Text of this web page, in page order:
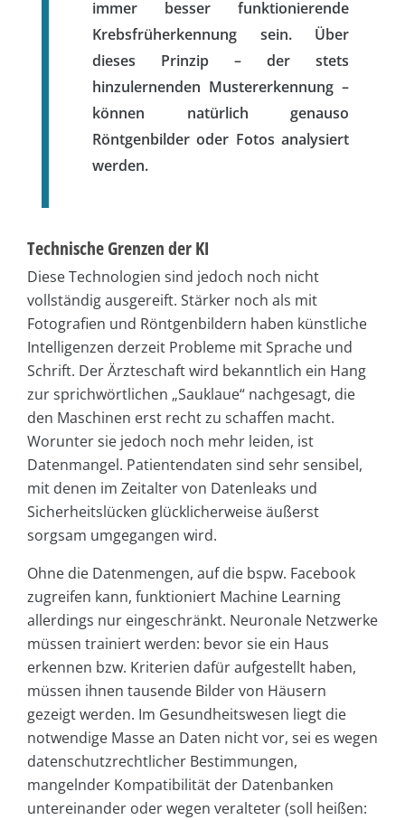
immer besser funktionierende
Krebsfrüherkennung sein. Über
dieses Prinzip – der stets
hinzulernenden Mustererkennung –
können natürlich genauso
Röntgenbilder oder Fotos analysiert
werden.
Technische Grenzen der KI
Diese Technologien sind jedoch noch nicht
vollständig ausgereift. Stärker noch als mit
Fotografien und Röntgenbildern haben künstliche
Intelligenzen derzeit Probleme mit Sprache und
Schrift. Der Ärzteschaft wird bekanntlich ein Hang
zur sprichwörtlichen „Sauklaue“ nachgesagt, die
den Maschinen erst recht zu schaffen macht.
Worunter sie jedoch noch mehr leiden, ist
Datenmangel. Patientendaten sind sehr sensibel,
mit denen im Zeitalter von Datenleaks und
Sicherheitslücken glücklicherweise äußerst
sorgsam umgegangen wird.
Ohne die Datenmengen, auf die bspw. Facebook
zugreifen kann, funktioniert Machine Learning
allerdings nur eingeschränkt. Neuronale Netzwerke
müssen trainiert werden: bevor sie ein Haus
erkennen bzw. Kriterien dafür aufgestellt haben,
müssen ihnen tausende Bilder von Häusern
gezeigt werden. Im Gesundheitswesen liegt die
notwendige Masse an Daten nicht vor, sei es wegen
datenschutzrechtlicher Bestimmungen,
mangelnder Kompatibilität der Datenbanken
untereinander oder wegen veralteter (soll heißen: